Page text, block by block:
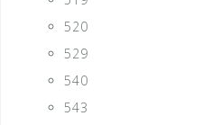
520
529
540
543